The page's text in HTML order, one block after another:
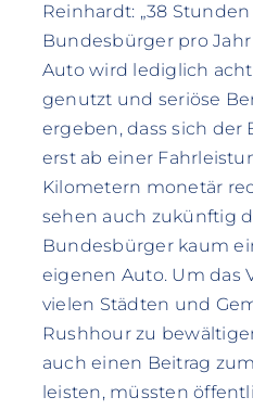
Reinhardt: „38
Bundesbürger pro
Auto wird lediglich
genutzt und seriöse
ergeben, dass sich der
erst ab einer
Kilometern monetär
sehen auch zukünftig
Bundesbürger kaum
eigenen Auto. Um das
vielen Städten und
Rushhour zu
auch einen Beitrag
leisten, müssten